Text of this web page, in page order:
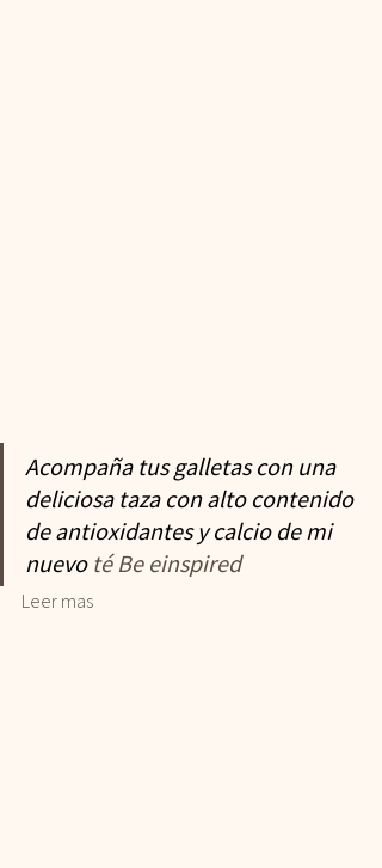
Acompaña tus galletas con una
deliciosa taza con alto contenido
de antioxidantes y calcio de mi
nuevo té Be einspired
Leer mas